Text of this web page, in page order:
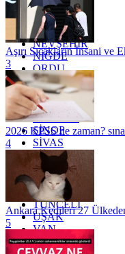
MERSİN
MUĞLA
MUŞ
NEVŞEHİR
NİĞDE
ORDU
OSMANİYE
RİZE
SAKARYA
SAMSUN
SİNOP
SİVAS
SİİRT
TEKİRDAĞ
TOKAT
TRABZON
TUNCELİ
UŞAK
VAN
YALOVA
Aşırı Sıcakların İnsani ve
3
2026 KPSS ne zaman?
4
Ankara Kedileri 27
5